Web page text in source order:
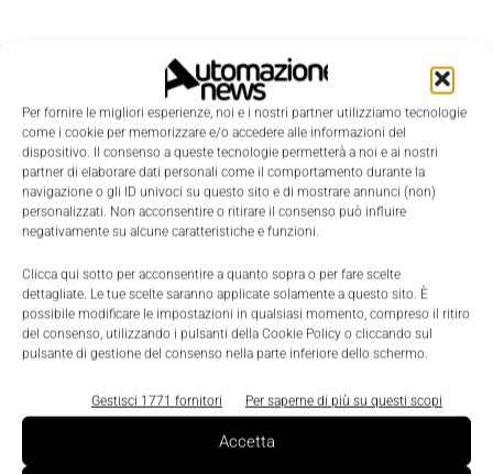
Per fornire le migliori esperienze, noi e i nostri partner utilizziamo tecnologie
come i cookie per memorizzare e/o accedere alle informazioni del
dispositivo. Il consenso a queste tecnologie permetterà a noi e ai nostri
partner di elaborare dati personali come il comportamento durante la
navigazione o gli ID univoci su questo sito e di mostrare annunci (non)
personalizzati. Non acconsentire o ritirare il consenso può influire
negativamente su alcune caratteristiche e funzioni.
Clicca qui sotto per acconsentire a quanto sopra o per fare scelte
dettagliate. Le tue scelte saranno applicate solamente a questo sito. È
possibile modificare le impostazioni in qualsiasi momento, compreso il ritiro
del consenso, utilizzando i pulsanti della Cookie Policy o cliccando sul
pulsante di gestione del consenso nella parte inferiore dello schermo.
Gestisci 1771 fornitori Per saperne di più su questi scopi
Accetta
LEGGI LA RIVISTA ⇢